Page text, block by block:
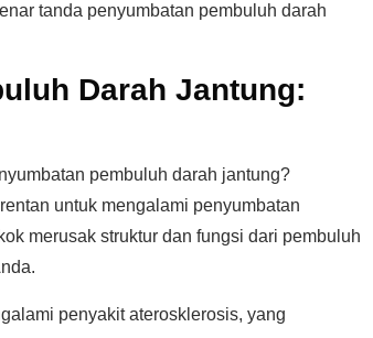
tanda penyumbatan pembuluh darah
Darah Jantung:
pembuluh darah jantung?
untuk mengalami penyumbatan
merusak struktur dan fungsi dari pembuluh
penyakit aterosklerosis, yang